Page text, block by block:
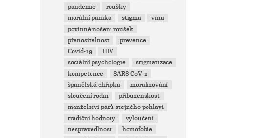
pandemie
roušky
morální panika
stigma
vina
povinné nošení roušek
přenositelnost
prevence
Covid-19
HIV
sociální psychologie
stigmatizace
kompetence
SARS-CoV-2
španělská chřipka
moralizování
sloučení rodin
příbuzenskost
manželství párů stejného pohlaví
tradiční hodnoty
vyloučení
nespravedlnost
homofobie